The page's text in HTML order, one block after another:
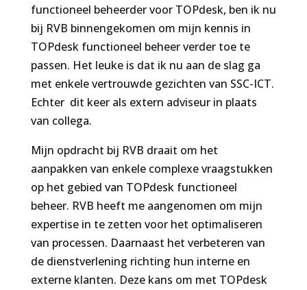
functioneel beheerder voor TOPdesk, ben ik nu
bij RVB binnengekomen om mijn kennis in
TOPdesk functioneel beheer verder toe te
passen. Het leuke is dat ik nu aan de slag ga
met enkele vertrouwde gezichten van SSC-ICT.
Echter dit keer als extern adviseur in plaats
van collega.
Mijn opdracht bij RVB draait om het
aanpakken van enkele complexe vraagstukken
op het gebied van TOPdesk functioneel
beheer. RVB heeft me aangenomen om mijn
expertise in te zetten voor het optimaliseren
van processen. Daarnaast het verbeteren van
de dienstverlening richting hun interne en
externe klanten. Deze kans om met TOPdesk